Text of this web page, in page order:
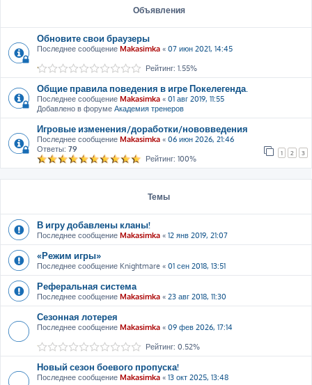
Объявления
Обновите свои браузеры
Последнее сообщение Makasimka « 07 июн 2021, 14:45
Рейтинг: 1.55%
Общие правила поведения в игре Покелегенда.
Последнее сообщение Makasimka « 01 авг 2019, 11:55
Добавлено в форуме Академия тренеров
Игровые изменения/доработки/нововведения
Последнее сообщение Makasimka « 06 июн 2026, 21:46
Ответы: 79 1 2 3
Рейтинг: 100%
Темы
В игру добавлены кланы!
Последнее сообщение Makasimka « 12 янв 2019, 21:07
«Режим игры»
Последнее сообщение Knightmare « 01 сен 2018, 13:51
Реферальная система
Последнее сообщение Makasimka « 23 авг 2018, 11:30
Сезонная лотерея
Последнее сообщение Makasimka « 09 фев 2026, 17:14
Рейтинг: 0.52%
Новый сезон боевого пропуска!
Последнее сообщение Makasimka « 13 окт 2025, 13:48